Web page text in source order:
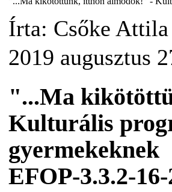
Írta: Csőke Attila
2019 augusztus
"...Ma
Kulturális
gyermekeknek
EFOP-3.3.2-